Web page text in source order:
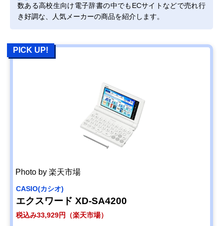
数ある高校生向け電子辞書の中でもECサイトなどで売れ行
き好調な、人気メーカーの商品を紹介します。
PICK UP!
Photo by 楽天市場
CASIO(カシオ)
エクスワード XD-SA4200
税込み33,929円（楽天市場）